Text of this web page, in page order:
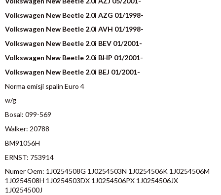
Volkswagen New Beetle 2.0i AZG 01/1998-
Volkswagen New Beetle 2.0i AVH 01/1998-
Volkswagen New Beetle 2.0i BEV 01/2001-
Volkswagen New Beetle 2.0i BHP 01/2001-
Volkswagen New Beetle 2.0i BEJ 01/2001-
Norma emisji spalin Euro 4
w/g
Bosal: 099-569
Walker: 20788
BM91056H
ERNST: 753914
Numer Oem: 1J0254508G 1J0254503N 1J0254506K 1J0254506M
1J0254508H 1J0254503DX 1J0254506PX 1J0254506JX
1J0254500J